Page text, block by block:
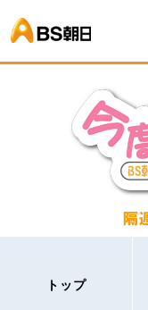
トップ